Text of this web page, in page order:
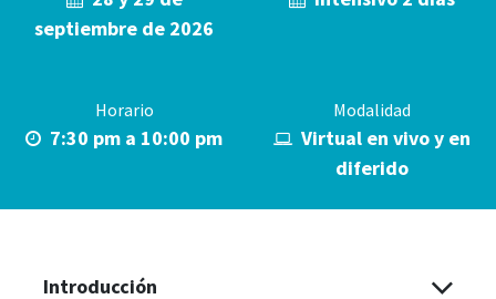
septiembre de 2026
Horario
7:30 pm a 10:00 pm
Modalidad
Virtual en vivo y en
diferido
Introducción